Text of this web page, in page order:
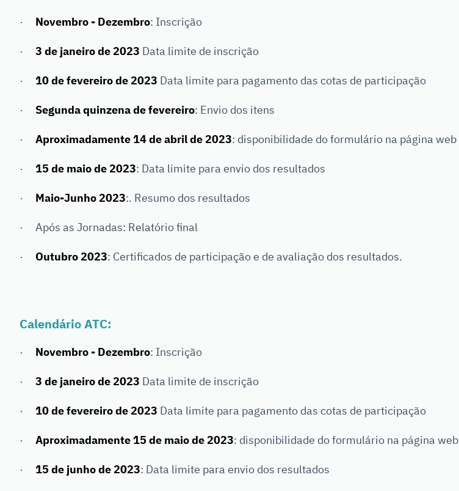
· Novembro - Dezembro: Inscrição
· 3 de janeiro de 2023 Data limite de inscrição
· 10 de fevereiro de 2023 Data limite para pagamento das cotas de participação
· Segunda quinzena de fevereiro: Envio dos itens
· Aproximadamente 14 de abril de 2023: disponibilidade do formulário na página web
· 15 de maio de 2023: Data limite para envio dos resultados
· Maio-Junho 2023:. Resumo dos resultados
· Após as Jornadas: Relatório final
· Outubro 2023: Certificados de participação e de avaliação dos resultados.
Calendário ATC:
· Novembro - Dezembro: Inscrição
· 3 de janeiro de 2023 Data limite de inscrição
· 10 de fevereiro de 2023 Data limite para pagamento das cotas de participação
· Aproximadamente 15 de maio de 2023: disponibilidade do formulário na página web
· 15 de junho de 2023: Data limite para envio dos resultados